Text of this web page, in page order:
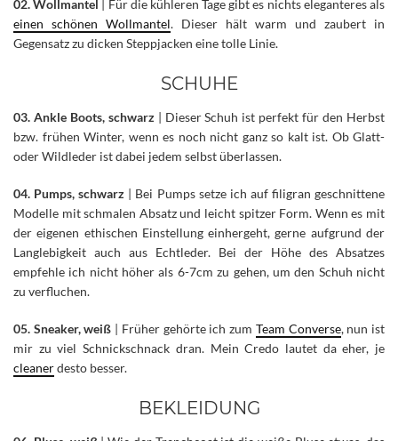
02. Wollmantel | Für die kühleren Tage gibt es nichts eleganteres als
einen schönen Wollmantel. Dieser hält warm und zaubert in
Gegensatz zu dicken Steppjacken eine tolle Linie.
SCHUHE
03. Ankle Boots, schwarz| Dieser Schuh ist perfekt für den Herbst
bzw. frühen Winter, wenn es noch nicht ganz so kalt ist. Ob Glatt-
oder Wildleder ist dabei jedem selbst überlassen.
04. Pumps, schwarz | Bei Pumps setze ich auf filigran geschnittene
Modelle mit schmalen Absatz und leicht spitzer Form. Wenn es mit
der eigenen ethischen Einstellung einhergeht, gerne aufgrund der
Langlebigkeit auch aus Echtleder. Bei der Höhe des Absatzes
empfehle ich nicht höher als 6-7cm zu gehen, um den Schuh nicht
zu verfluchen.
05. Sneaker, weiß | Früher gehörte ich zum Team Converse, nun ist
mir zu viel Schnickschnack dran. Mein Credo lautet da eher, je
cleanerdesto besser.
BEKLEIDUNG